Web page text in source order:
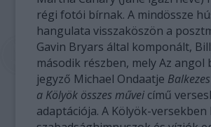
régi fotói bírnak. A mindössze
hangulata visszaköszön a
Gavin Bryars által komponált,
második részben, mely Az angol
jegyző Michael Ondaatje
a Kölyök összes művei című
adaptációja. A Kölyök-